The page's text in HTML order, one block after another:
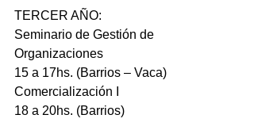
TERCER AÑO:
Seminario de Gestión de
Organizaciones
15 a 17hs. (Barrios – Vaca)
Comercialización I
18 a 20hs. (Barrios)